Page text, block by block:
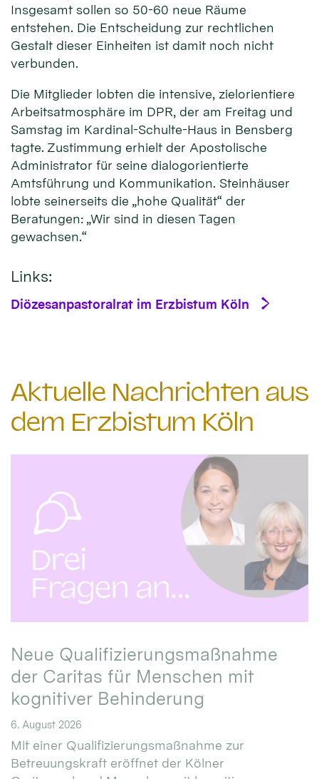
Insgesamt sollen so 50-60 neue Räume
entstehen. Die Entscheidung zur rechtlichen
Gestalt dieser Einheiten ist damit noch nicht
verbunden.
Die Mitglieder lobten die intensive, zielorientiere
Arbeitsatmosphäre im DPR, der am Freitag und
Samstag im Kardinal-Schulte-Haus in Bensberg
tagte. Zustimmung erhielt der Apostolische
Administrator für seine dialogorientierte
Amtsführung und Kommunikation. Steinhäuser
lobte seinerseits die „hohe Qualität“ der
Beratungen: „Wir sind in diesen Tagen
gewachsen.“
Links:
Diözesanpastoralrat im Erzbistum Köln
Aktuelle Nachrichten aus
dem Erzbistum Köln
Neue Qualifizierungsmaßnahme
der Caritas für Menschen mit
kognitiver Behinderung
6. August 2026
Mit einer Qualifizierungsmaßnahme zur
Betreuungskraft eröffnet der Kölner